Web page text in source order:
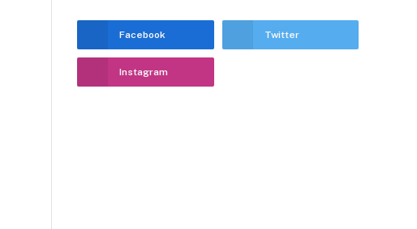
Facebook Twitter
Instagram